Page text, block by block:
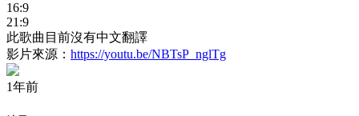
16:9
21:9
此歌曲目前沒有中文翻譯
影片來源： https://youtu.be/NBTsP_nglTg
1年前